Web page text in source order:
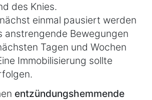
des Knies.
einmal pausiert werden
anstrengende Bewegungen
Tagen und Wochen
Immobilisierung sollte
entzündungshemmende